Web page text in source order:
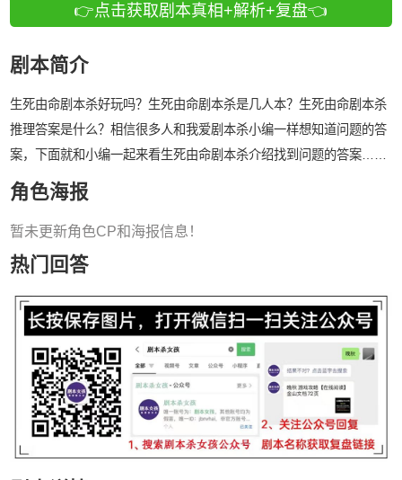
👉点击获取剧本真相+解析+复盘👈
剧本简介
生死由命剧本杀好玩吗？生死由命剧本杀是几人本？生死由命剧本杀
推理答案是什么？相信很多人和我爱剧本杀小编一样想知道问题的答
案，下面就和小编一起来看生死由命剧本杀介绍找到问题的答案……
角色海报
暂未更新角色CP和海报信息！
热门回答